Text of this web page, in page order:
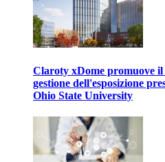
Claroty xDome promuove
gestione dell'esposizione
Ohio State University